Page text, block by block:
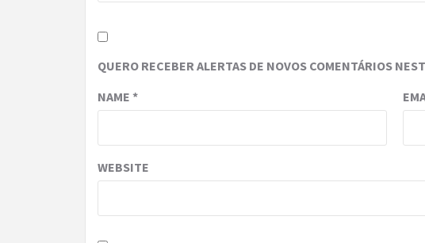
QUERO RECEBER ALERTAS DE NOVOS COMENTÁRIOS
NAME *
WEBSITE